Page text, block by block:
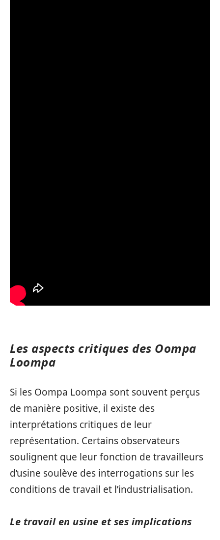
Les aspects critiques des Oompa
Loompa
Si les Oompa Loompa sont souvent perçus
de manière positive, il existe des
interprétations critiques de leur
représentation. Certains observateurs
soulignent que leur fonction de travailleurs
d’usine soulève des interrogations sur les
conditions de travail et l’industrialisation.
Le travail en usine et ses implications